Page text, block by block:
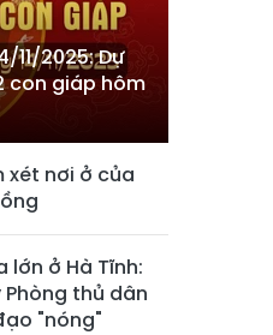
11/2025: Dự
con giáp hôm
xét nơi ở của
lớn ở Hà Tĩnh:
Phòng thủ dân
"nóng"